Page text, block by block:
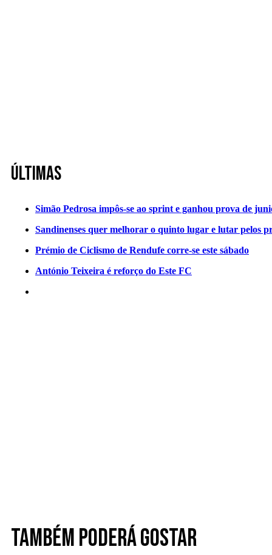
Últimas
Simão Pedrosa impôs-se ao sprint e ganhou prova de
Sandinenses quer melhorar o quinto lugar e lutar pelos
Prémio de Ciclismo de Rendufe corre-se este sábado
António Teixeira é reforço do Este FC
Também poderá gostar